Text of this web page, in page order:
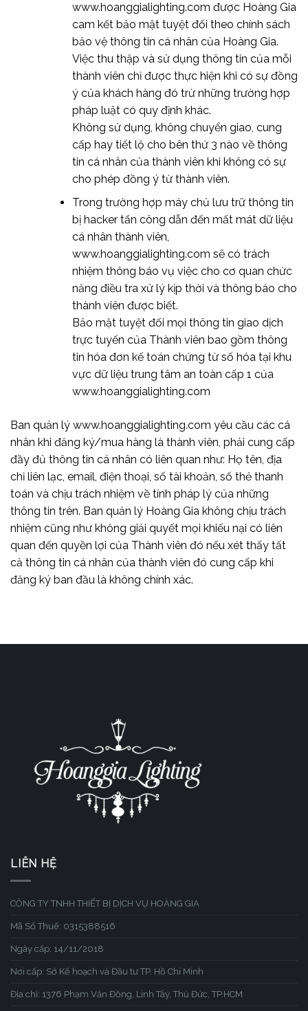
www.hoanggialighting.com được Hoàng Gia
cam kết bảo mật tuyệt đối theo chính sách
bảo vệ thông tin cá nhân của Hoàng Gia.
Việc thu thập và sử dụng thông tin của mỗi
thành viên chỉ được thực hiện khi có sự đồng
ý của khách hàng đó trừ những trường hợp
pháp luật có quy định khác.
Không sử dụng, không chuyển giao, cung
cấp hay tiết lộ cho bên thứ 3 nào về thông
tin cá nhân của thành viên khi không có sự
cho phép đồng ý từ thành viên.
Trong trường hợp máy chủ lưu trữ thông tin
bị hacker tấn công dẫn đến mất mát dữ liệu
cá nhân thành viên,
www.hoanggialighting.com sẽ có trách
nhiệm thông báo vụ việc cho cơ quan chức
năng điều tra xử lý kịp thời và thông báo cho
thành viên được biết.
Bảo mật tuyệt đối mọi thông tin giao dịch
trực tuyến của Thành viên bao gồm thông
tin hóa đơn kế toán chứng từ số hóa tại khu
vực dữ liệu trung tâm an toàn cấp 1 của
www.hoanggialighting.com
Ban quản lý www.hoanggialighting.com yêu cầu các cá
nhân khi đăng ký/mua hàng là thành viên, phải cung cấp
đầy đủ thông tin cá nhân có liên quan như: Họ tên, địa
chỉ liên lạc, email, điện thoại, số tài khoản, số thẻ thanh
toán và chịu trách nhiệm về tính pháp lý của những
thông tin trên. Ban quản lý Hoàng Gia không chịu trách
nhiệm cũng như không giải quyết mọi khiếu nại có liên
quan đến quyền lợi của Thành viên đó nếu xét thấy tất
cả thông tin cá nhân của thành viên đó cung cấp khi
đăng ký ban đầu là không chính xác.
LIÊN HỆ
CÔNG TY TNHH THIẾT BỊ DỊCH VỤ HOÀNG GIA
Mã Số Thuế: 0315388516
Ngày cấp: 14/11/2018
Nơi cấp: Sở Kế hoạch và Đầu tư TP. Hồ Chí Minh
Địa chỉ: 1376 Phạm Văn Đồng, Linh Tây, Thủ Đức, TP.HCM